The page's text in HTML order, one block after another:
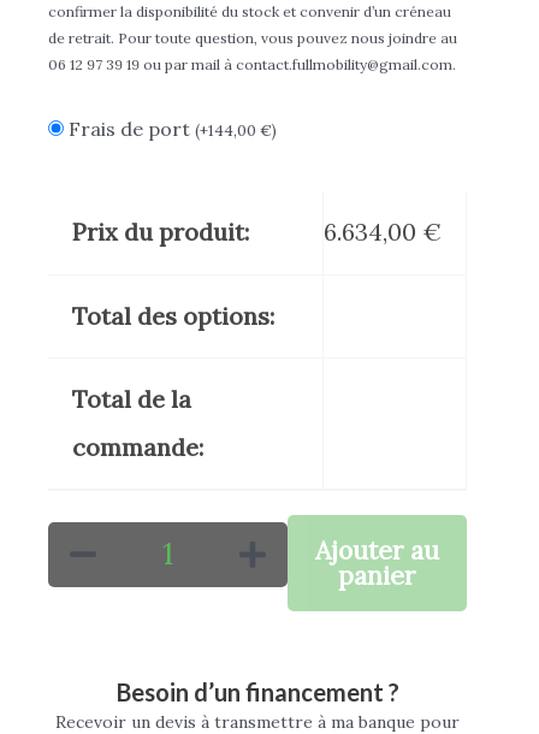
confirmer la disponibilité du stock et convenir d’un créneau
de retrait. Pour toute question, vous pouvez nous joindre au
06 12 97 39 19 ou par mail à contact.fullmobility@gmail.com.
Frais de port (+144,00 €)
Prix du produit: 6.634,00 €
Total des options:
Total de la
commande:
Ajouter au
panier
Besoin d’un financement ?
Recevoir un devis à transmettre à ma banque pour